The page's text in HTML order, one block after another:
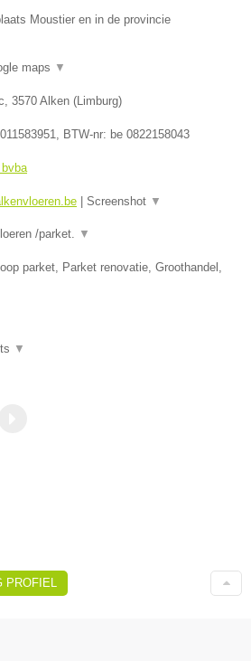
Moustier en in de provincie
maps ▼
, 3570 Alken (Limburg)
011583951, BTW-nr: be 0822158043
bvba
Screenshot ▼
/parket. ▼
parket, Parket renovatie, Groothandel,
▼
PROFIEL